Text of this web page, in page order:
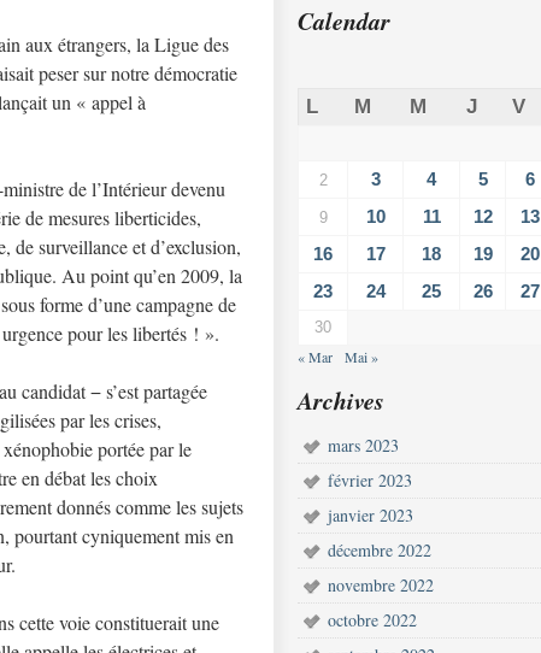
aux étrangers, la Ligue des
peser sur notre démocratie
un « appel à
de l’Intérieur devenu
de mesures liberticides,
de surveillance et d’exclusion,
Au point qu’en 2009, la
forme d’une campagne de
pour les libertés ! ».
candidat − s’est partagée
par les crises,
portée par le
en débat les choix
donnés comme les sujets
pourtant cyniquement mis en
cette voie constituerait une
Calendar
L M M J V
2 3 4 5 6
9 10 11 12 13
16
17 18 19 20
23 24 25 26 27
30
« Mar Mai »
Archives
mars 2023
février 2023
janvier 2023
décembre 2022
novembre 2022
octobre 2022